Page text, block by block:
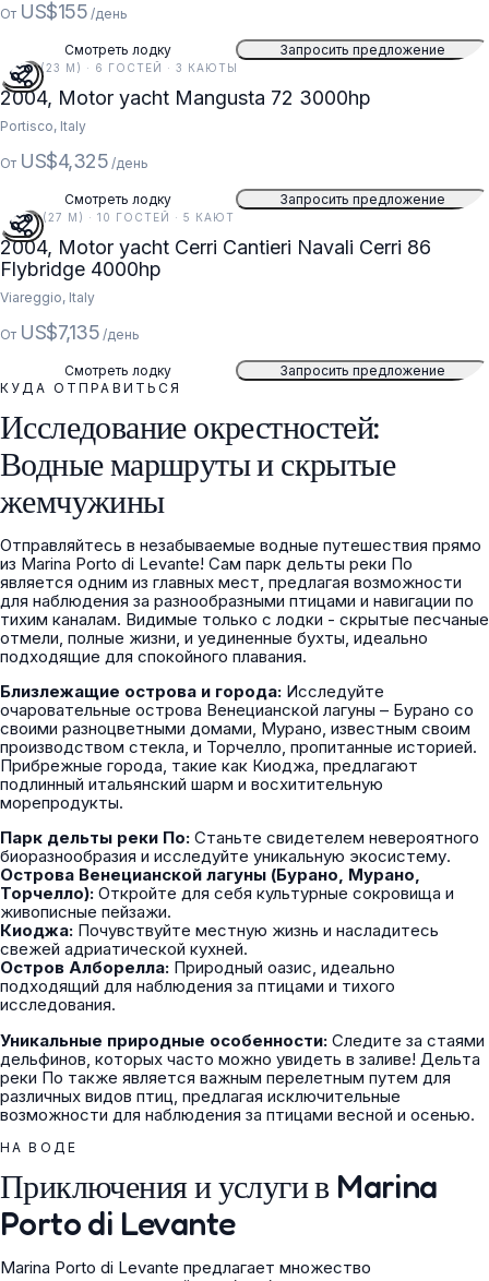
От US$155 /день
Смотреть лодку Запросить предложение
74 FT (23 M) · 6 ГОСТЕЙ · 3 КАЮТЫ
2004, Motor yacht Mangusta 72 3000hp
Portisco, Italy
От US$4,325 /день
Смотреть лодку Запросить предложение
89 FT (27 M) · 10 ГОСТЕЙ · 5 КАЮТ
2004, Motor yacht Cerri Cantieri Navali Cerri 86
Flybridge 4000hp
Viareggio, Italy
От US$7,135 /день
Смотреть лодку
Запросить предложение
КУДА ОТПРАВИТЬСЯ
Исследование окрестностей:
Водные маршруты и скрытые
жемчужины
Отправляйтесь в незабываемые водные путешествия прямо
из Marina Porto di Levante! Сам парк дельты реки По
является одним из главных мест, предлагая возможности
для наблюдения за разнообразными птицами и навигации по
тихим каналам. Видимые только с лодки - скрытые песчаные
отмели, полные жизни, и уединенные бухты, идеально
подходящие для спокойного плавания.
Близлежащие острова и города: Исследуйте
очаровательные острова Венецианской лагуны – Бурано со
своими разноцветными домами, Мурано, известным своим
производством стекла, и Торчелло, пропитанные историей.
Прибрежные города, такие как Киоджа, предлагают
подлинный итальянский шарм и восхитительную
морепродукты.
Парк дельты реки По: Станьте свидетелем невероятного
биоразнообразия и исследуйте уникальную экосистему.
Острова Венецианской лагуны (Бурано, Мурано,
Торчелло): Откройте для себя культурные сокровища и
живописные пейзажи.
Киоджа: Почувствуйте местную жизнь и насладитесь
свежей адриатической кухней.
Остров Алборелла: Природный оазис, идеально
подходящий для наблюдения за птицами и тихого
исследования.
Уникальные природные особенности: Следите за стаями
дельфинов, которых часто можно увидеть в заливе! Дельта
реки По также является важным перелетным путем для
различных видов птиц, предлагая исключительные
возможности для наблюдения за птицами весной и осенью.
НА ВОДЕ
Приключения и услуги в Marina
Porto di Levante
Marina Porto di Levante предлагает множество